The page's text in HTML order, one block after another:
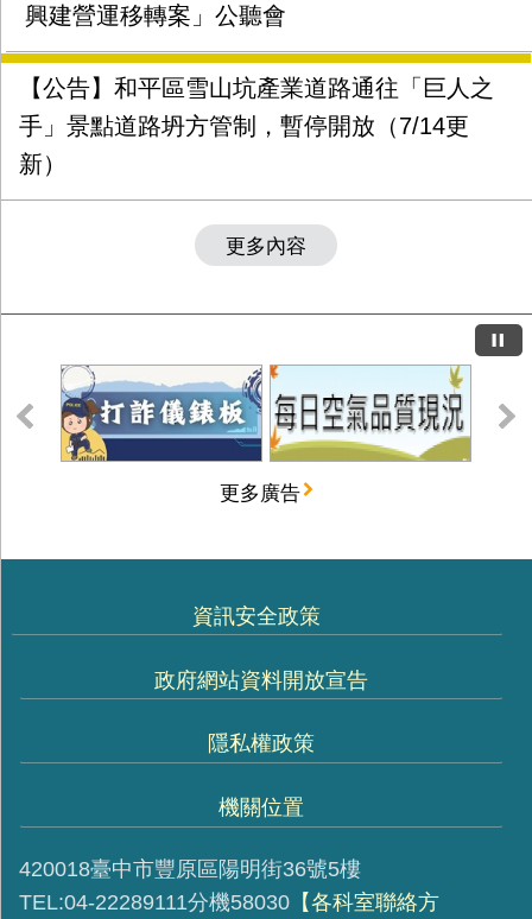
興建營運移轉案」公聽會
【公告】和平區雪山坑產業道路通往「巨人之
手」景點道路坍方管制，暫停開放（7/14更
新）
更多內容
更多廣告
資訊安全政策
政府網站資料開放宣告
隱私權政策
機關位置
420018臺中市豐原區陽明街36號5樓
TEL:04-22289111分機58030 【各科室聯絡方